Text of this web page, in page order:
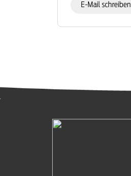
E-Mail schreiben